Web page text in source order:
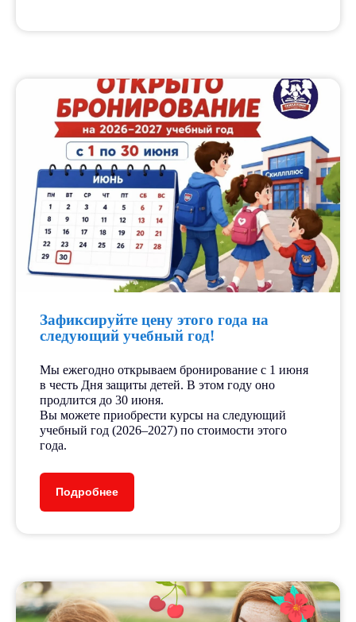
Зафиксируйте цену этого года на
следующий учебный год!
Мы ежегодно открываем бронирование с 1 июня
в честь Дня защиты детей. В этом году оно
продлится до 30 июня.
Вы можете приобрести курсы на следующий
учебный год (2026–2027) по стоимости этого
года.
Подробнее